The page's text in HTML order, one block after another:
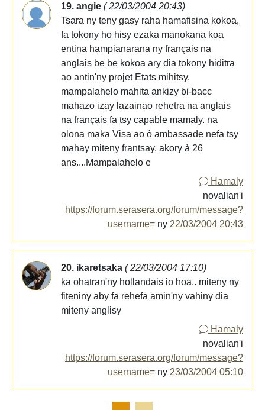
19. angie ( 22/03/2004 20:43)
Tsara ny teny gasy raha hamafisina kokoa,
fa tokony ho hisy ezaka manokana koa
entina hampianarana ny français na
anglais be be kokoa ary dia tokony hiditra
ao antin'ny projet Etats mihitsy.
mampalahelo mahita ankizy bi-bacc
mahazo izay lazainao rehetra na anglais
na français fa tsy capable mamaly. na
olona maka Visa ao ò ambassade nefa tsy
mahay miteny frantsay. akory à 26
ans....Mampalahelo e
Hamaly
novalian'i
https://forum.serasera.org/forum/message?
username= ny 22/03/2004 20:43
20. ikaretsaka ( 22/03/2004 17:10)
ka ohatran'ny hollandais io hoa.. miteny ny
fiteniny aby fa rehefa amin'ny vahiny dia
miteny anglisy
Hamaly
novalian'i
https://forum.serasera.org/forum/message?
username= ny 23/03/2004 05:10